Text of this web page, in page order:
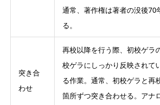
通常、著作権は著者の没後70
る。
突き合
わせ
再校以降を行う際、初校ゲラ
校ゲラにしっかり反映されて
る作業。通常、初校ゲラと再
箇所ずつ突き合わせる。アナ